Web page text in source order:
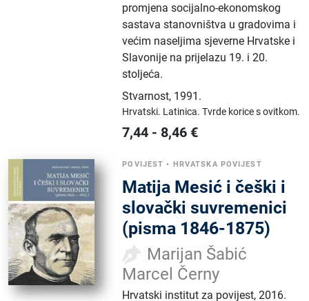
promjena socijalno-ekonomskog
sastava stanovništva u gradovima i
većim naseljima sjeverne Hrvatske i
Slavonije na prijelazu 19. i 20.
stoljeća.
Stvarnost, 1991.
Hrvatski. Latinica.Tvrde korice s ovitkom.
7,44 - 8,46 €
POVIJEST • HRVATSKA POVIJEST
Matija Mesić i češki i
slovački suvremenici
(pisma 1846-1875)
Marijan Šabić
Marcel Černy
Hrvatski institut za povijest,2016.